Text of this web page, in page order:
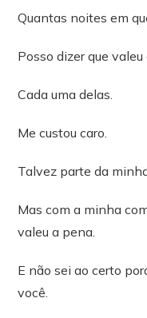
Quantas noites em
Posso dizer que valeu
Cada uma delas.
Me custou caro.
Talvez parte da
Mas com a minha
valeu a pena.
E não sei ao certo
você.